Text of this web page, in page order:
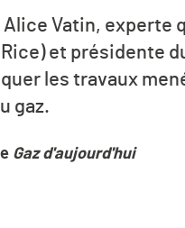
Vatin, experte
et présidente
les travaux
gaz.
Gaz d'aujourd'hui